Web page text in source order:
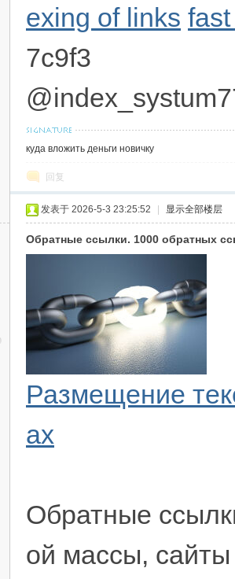
exing of links
7c9f3
куда вложить деньги новичку
回复
发表于 2026-5-3 23:25:52 显示全部楼层
Обратные ссылки. 1000 обратных
Размещение
ах
Обратные
ой массы,